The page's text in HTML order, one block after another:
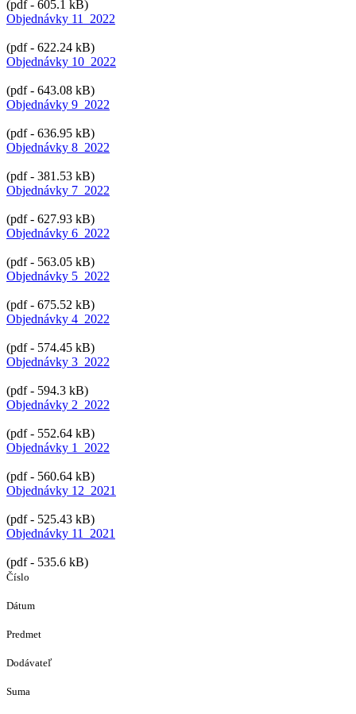
(pdf - 605.1 kB)
Objednávky 11_2022
(pdf - 622.24 kB)
Objednávky 10_2022
(pdf - 643.08 kB)
Objednávky 9_2022
(pdf - 636.95 kB)
Objednávky 8_2022
(pdf - 381.53 kB)
Objednávky 7_2022
(pdf - 627.93 kB)
Objednávky 6_2022
(pdf - 563.05 kB)
Objednávky 5_2022
(pdf - 675.52 kB)
Objednávky 4_2022
(pdf - 574.45 kB)
Objednávky 3_2022
(pdf - 594.3 kB)
Objednávky 2_2022
(pdf - 552.64 kB)
Objednávky 1_2022
(pdf - 560.64 kB)
Objednávky 12_2021
(pdf - 525.43 kB)
Objednávky 11_2021
(pdf - 535.6 kB)
Číslo
Dátum
Predmet
Dodávateľ
Suma